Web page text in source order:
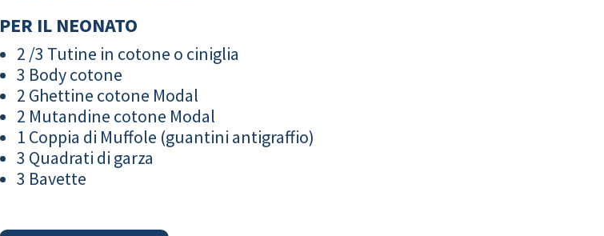
PER IL NEONATO
2 /3 Tutine in cotone o ciniglia
3 Body cotone
2 Ghettine cotone Modal
2 Mutandine cotone Modal
1 Coppia di Muffole (guantini antigraffio)
3 Quadrati di garza
3 Bavette